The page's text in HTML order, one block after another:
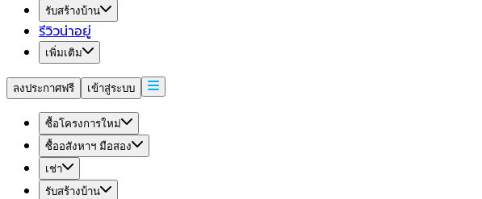
รับสร้างบ้าน
รีวิวน่าอยู่
เพิ่มเติม
ลงประกาศฟรี เข้าสู่ระบบ
ซื้อโครงการใหม่
ซื้ออสังหาฯ มือสอง
เช่า
รับสร้างบ้าน